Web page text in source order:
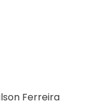
Ferreira